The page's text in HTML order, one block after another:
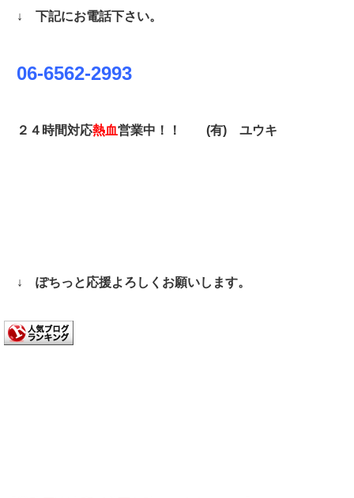
↓ 下記にお電話下さい。
06-6562-2993
２４時間対応熱血営業中！！ (有) ユウキ
↓ ぽちっと応援よろしくお願いします。